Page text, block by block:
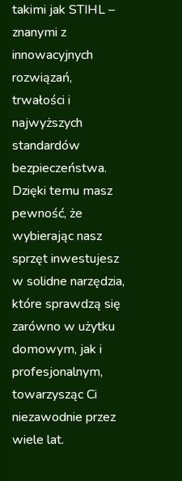
takimi jak STIHL –
znanymi z
innowacyjnych
rozwiązań,
trwałości i
najwyższych
standardów
bezpieczeństwa.
Dzięki temu masz
pewność, że
wybierając nasz
sprzęt inwestujesz
w solidne narzędzia,
które sprawdzą się
zarówno w użytku
domowym, jak i
profesjonalnym,
towarzysząc Ci
niezawodnie przez
wiele lat.